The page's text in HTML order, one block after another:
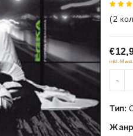
5
(2
inkl.
Тип: